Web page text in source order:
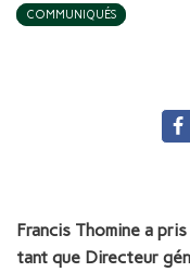
COMMUNIQUÉS
Francis Thomine a
tant que Directeur